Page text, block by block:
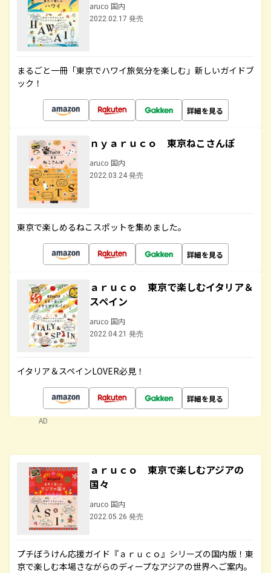
aruco 国内
2022.02.17 発売
まるごと一冊「東京でハワイ旅気分を楽しむ」新しいガイドブ
ック！
詳細を見る
ｎｙａｒｕｃｏ 東京ねこさんぽ
aruco 国内
2022.03.24 発売
東京で楽しめるねこスポットを集めました。
詳細を見る
ａｒｕｃｏ 東京で楽しむイタリア＆
スペイン
aruco 国内
2022.04.21 発売
イタリア＆スペインLOVER必見！
詳細を見る
AD
ａｒｕｃｏ 東京で楽しむアジアの
国々
aruco 国内
2022.05.26 発売
プチぼうけん応援ガイド『ａｒｕｃｏ』シリーズの国内版！東
京で楽しむ本場さながらのディープなアジアの世界へご案内。